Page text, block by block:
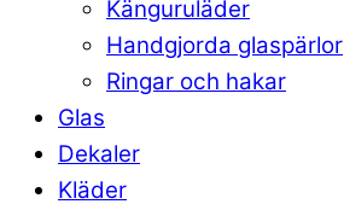
Känguruläder
Handgjorda glaspärlor
Ringar och hakar
Glas
Dekaler
Kläder